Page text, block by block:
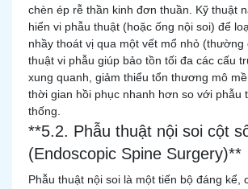
chèn ép rễ thần kinh đơn thuần. Kỹ thuật
hiển vi phẫu thuật (hoặc ống nội soi) để
nhầy thoát vị qua một vết mổ nhỏ
thuật vi phẫu giúp bảo tồn tối đa các cấu
xung quanh, giảm thiểu tổn thương mô
thời gian hồi phục nhanh hơn so với phẫu
thống.
**5.2. Phẫu thuật nội soi cột
(Endoscopic Spine Surgery)**
Phẫu thuật nội soi là một tiến bộ đáng kể,